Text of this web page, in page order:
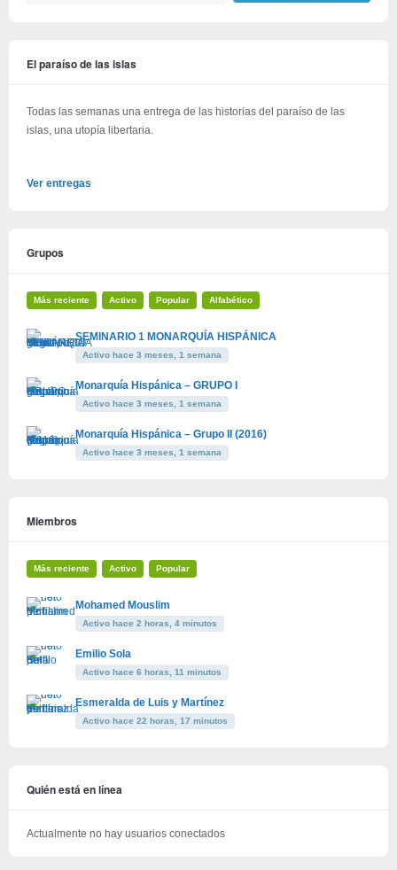
El paraíso de las islas
Todas las semanas una entrega de las historias del paraíso de las
islas, una utopía libertaria.
Ver entregas
Grupos
Más reciente Activo Popular Alfabético
SEMINARIO 1 MONARQUÍA HISPÁNICA
Activo hace 3 meses, 1 semana
Monarquía Hispánica – GRUPO I
Activo hace 3 meses, 1 semana
Monarquía Hispánica – Grupo II (2016)
Activo hace 3 meses, 1 semana
Miembros
Más reciente Activo Popular
Mohamed Mouslim
Activo hace 2 horas, 4 minutos
Emilio Sola
Activo hace 6 horas, 11 minutos
Esmeralda de Luis y Martínez
Activo hace 22 horas, 17 minutos
Quién está en línea
Actualmente no hay usuarios conectados